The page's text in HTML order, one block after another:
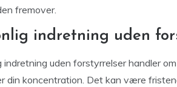
fremover.
indretning uden
indretning uden forstyrrelser handler
din koncentration. Det kan være